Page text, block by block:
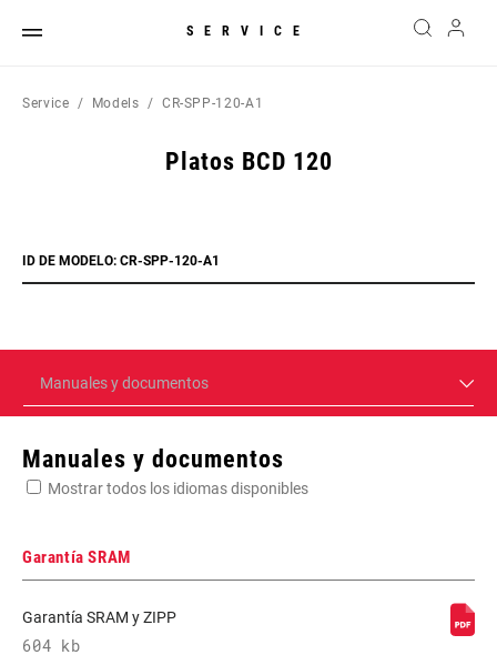
SERVICE
Service Models CR-SPP-120-A1
Platos BCD 120
ID DE MODELO: CR-SPP-120-A1
Manuales y documentos
Manuales y documentos
Mostrar todos los idiomas disponibles
Garantía SRAM
Garantía SRAM y ZIPP
604 kb